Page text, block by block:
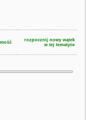
rozpocznij nowy wątek
w tej tematyce